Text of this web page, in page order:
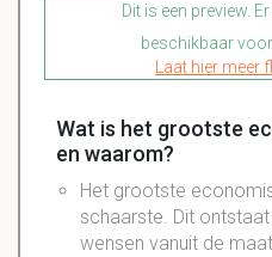
Dit is een preview.
beschikbaar
Laat hier meer
Wat is het grootste
en waarom?
Het grootste
schaarste. Dit
wensen vanuit de